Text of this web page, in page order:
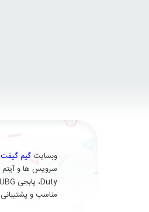
وبسایتگیم گیفت
مناسب و پشتیبانی 24 ساعته در 7 روز هفته و تحویل آنی (برای برخی از محصولات) در خدمت شماست.